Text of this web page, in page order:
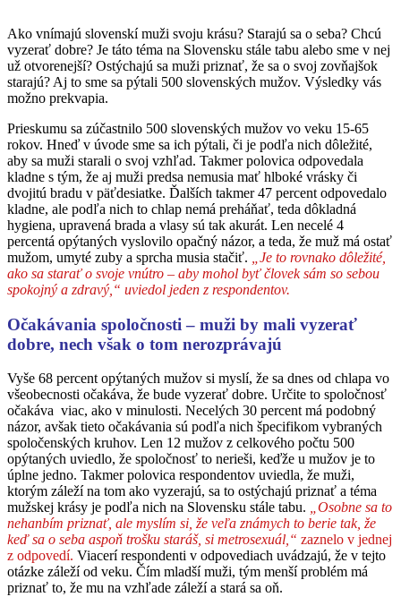
Ako vnímajú slovenskí muži svoju krásu? Starajú sa o seba? Chcú
vyzerať dobre? Je táto téma na Slovensku stále tabu alebo sme v nej
už otvorenejší? Ostýchajú sa muži priznať, že sa o svoj zovňajšok
starajú? Aj to sme sa pýtali 500 slovenských mužov. Výsledky vás
možno prekvapia.
Prieskumu sa zúčastnilo 500 slovenských mužov vo veku 15-65
rokov. Hneď v úvode sme sa ich pýtali, či je podľa nich dôležité,
aby sa muži starali o svoj vzhľad. Takmer polovica odpovedala
kladne s tým, že aj muži predsa nemusia mať hlboké vrásky či
dvojitú bradu v päťdesiatke. Ďalších takmer 47 percent odpovedalo
kladne, ale podľa nich to chlap nemá preháňať, teda dôkladná
hygiena, upravená brada a vlasy sú tak akurát. Len necelé 4
percentá opýtaných vyslovilo opačný názor, a teda, že muž má ostať
mužom, umyté zuby a sprcha musia stačiť.
„Je to rovnako dôležité,
ako sa starať o svoje vnútro – aby mohol byť človek sám so sebou
spokojný a zdravý,“ uviedol jeden z respondentov.
Očakávania spoločnosti – muži by mali vyzerať
dobre, nech však o tom nerozprávajú
Vyše 68 percent opýtaných mužov si myslí, že sa dnes od chlapa vo
všeobecnosti očakáva, že bude vyzerať dobre. Určite to spoločnosť
očakáva viac, ako v minulosti. Necelých 30 percent má podobný
názor, avšak tieto očakávania sú podľa nich špecifikom vybraných
spoločenských kruhov. Len 12 mužov z celkového počtu 500
opýtaných uviedlo, že spoločnosť to nerieši, keďže u mužov je to
úplne jedno. Takmer polovica respondentov uviedla, že muži,
ktorým záleží na tom ako vyzerajú, sa to ostýchajú priznať a téma
mužskej krásy je podľa nich na Slovensku stále tabu.
„Osobne sa to
nehanbím priznať, ale myslím si, že veľa známych to berie tak, že
keď sa o seba aspoň trošku staráš, si metrosexuál,“ zaznelo v jednej
z odpovedí. Viacerí respondenti v odpovediach uvádzajú, že v tejto
otázke záleží od veku. Čím mladší muži, tým menší problém má
priznať to, že mu na vzhľade záleží a stará sa oň.